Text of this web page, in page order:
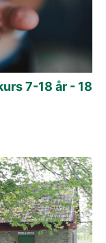
7-18 år - 18